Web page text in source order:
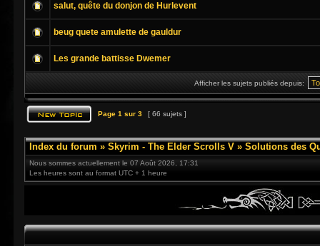
salut, quête du donjon de Hurlevent
beug quete amulette de gauldur
Les grande battisse Dwemer
Afficher les sujets publiés depuis:
Page 1 sur 3 [ 66 sujets ]
Index du forum » Skyrim - The Elder Scrolls V » Solutions des
Nous sommes actuellement le 07 Août 2026, 17:31
Les heures sont au format UTC + 1 heure